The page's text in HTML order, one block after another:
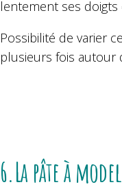
lentement ses doigts
Possibilité de varier
plusieurs fois autour
6.La pâte à